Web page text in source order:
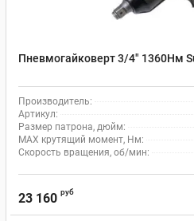
Пневмогайковерт 3/4" 1360Нм
Производитель:
Артикул:
Размер патрона, дюйм:
MAX крутящий момент, Нм:
Скорость вращения, об/мин:
23 160 руб